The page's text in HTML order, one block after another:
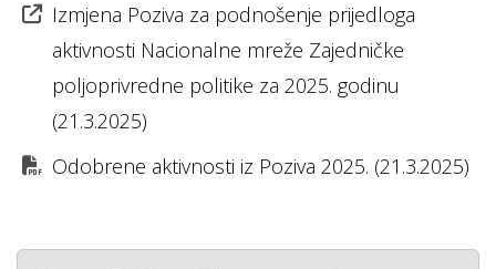
Izmjena Poziva za podnošenje prijedloga
aktivnosti Nacionalne mreže Zajedničke
poljoprivredne politike za 2025. godinu
(21.3.2025)
Odobrene aktivnosti iz Poziva 2025. (21.3.2025)